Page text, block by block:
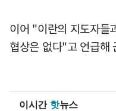
이어 "이란의 지도자들
협상은 없다"고 언급해
이시간 핫뉴스